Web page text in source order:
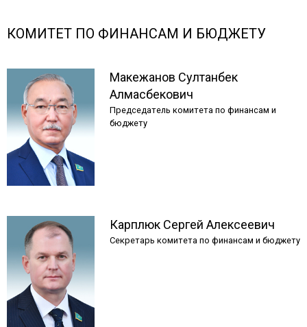
КОМИТЕТ ПО ФИНАНСАМ И БЮДЖЕТУ
Макежанов Султанбек
Алмасбекович
Председатель комитета по финансам и
бюджету
Карплюк Сергей Алексеевич
Секретарь комитета по финансам и бюджету